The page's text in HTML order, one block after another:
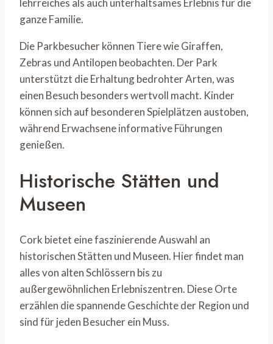
lehrreiches als auch unterhaltsames Erlebnis für die
ganze Familie.
Die Parkbesucher können Tiere wie Giraffen,
Zebras und Antilopen beobachten. Der Park
unterstützt die Erhaltung bedrohter Arten, was
einen Besuch besonders wertvoll macht. Kinder
können sich auf besonderen Spielplätzen austoben,
während Erwachsene informative Führungen
genießen.
Historische Stätten und
Museen
Cork bietet eine faszinierende Auswahl an
historischen Stätten und Museen. Hier findet man
alles von alten Schlössern bis zu
außergewöhnlichen Erlebniszentren. Diese Orte
erzählen die spannende Geschichte der Region und
sind für jeden Besucher ein Muss.